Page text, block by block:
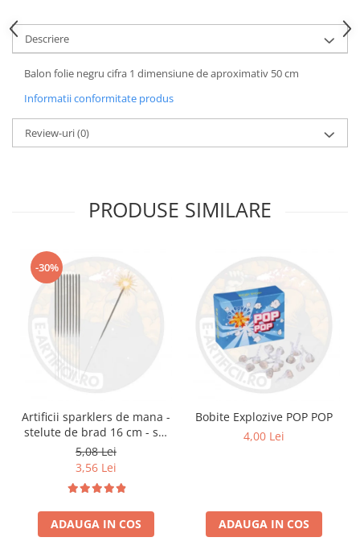
Descriere
Balon folie negru cifra 1 dimensiune de aproximativ 50 cm
Informatii conformitate produs
Review-uri(0)
PRODUSE SIMILARE
-30%
Artificii sparklers de mana -
stelute de brad 16 cm - set
10 buc
5,08 Lei
3,56 Lei
ADAUGA IN COS
Bobite Explozive POP POP
4,00 Lei
ADAUGA IN COS